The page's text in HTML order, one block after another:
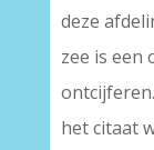
deze
zee is een
het citaat